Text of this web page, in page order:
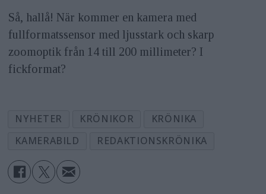
Så, hallå! När kommer en kamera med
fullformatssensor med ljusstark och skarp
zoomoptik från 14 till 200 millimeter? I
fickformat?
NYHETER KRÖNIKOR
KRÖNIKA
KAMERABILD
REDAKTIONSKRÖNIKA